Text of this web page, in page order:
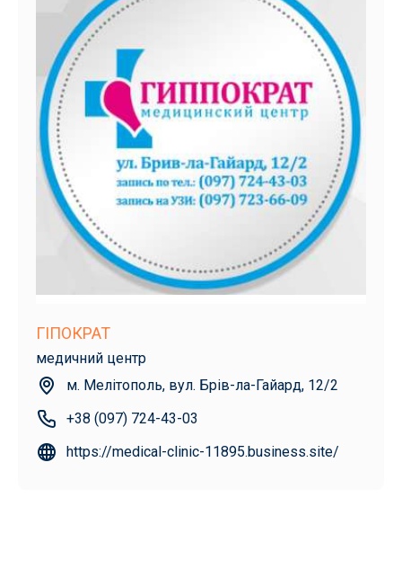
ГІПОКРАТ
медичний центр
м. Мелітополь, вул. Брів-ла-Гайард, 12/2
+38 (097) 724-43-03
https://medical-clinic-11895.business.site/